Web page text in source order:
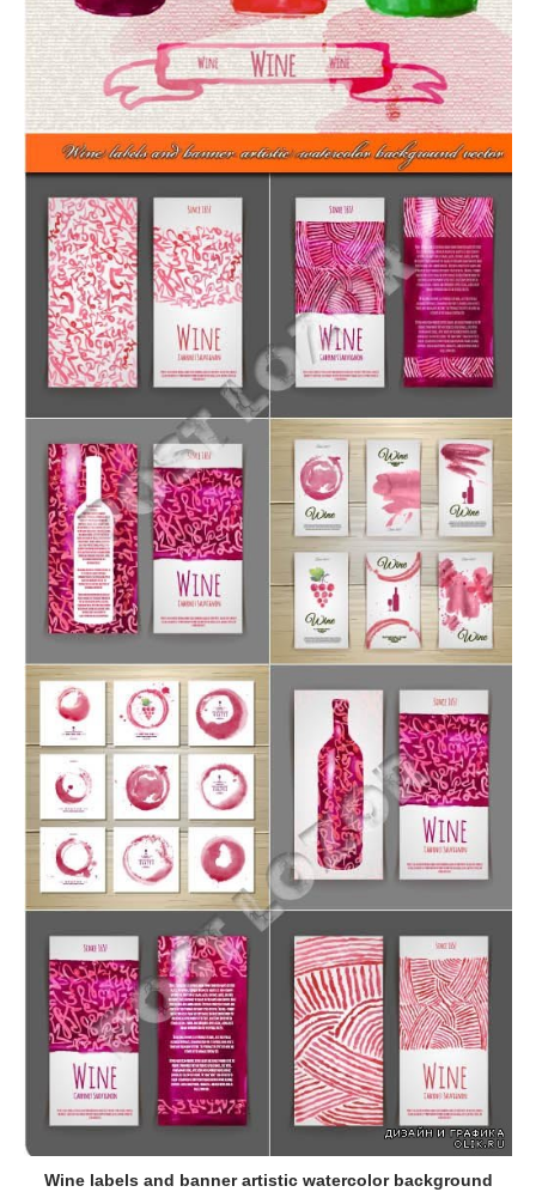
Wine labels and banner artistic watercolor background